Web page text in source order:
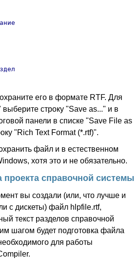
его в формате RTF. Для
строку "Save as..." и в
панели в списке "Save File as
"Rich Text Format (*.rtf)".
файл и в естественном
хотя это и не обязательно.
справочной системы
вы создали (или, что лучше и
с дискеты) файл hlpfile.rtf,
текст разделов справочной
шагом будет подготовка файла
для работы